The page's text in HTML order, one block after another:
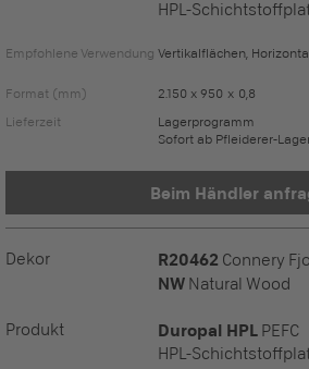
HPL-
Empfohlene Verwendung Vertikalflächen,
Format (mm)
2.150 x 950 x 0,8
Lieferzeit
Lagerprogramm
Sofort ab Pfleiderer-
Beim Händler
Dekor R20462 Connery
NW Natural Wood
Produkt Duropal HPL PEFC
HPL-